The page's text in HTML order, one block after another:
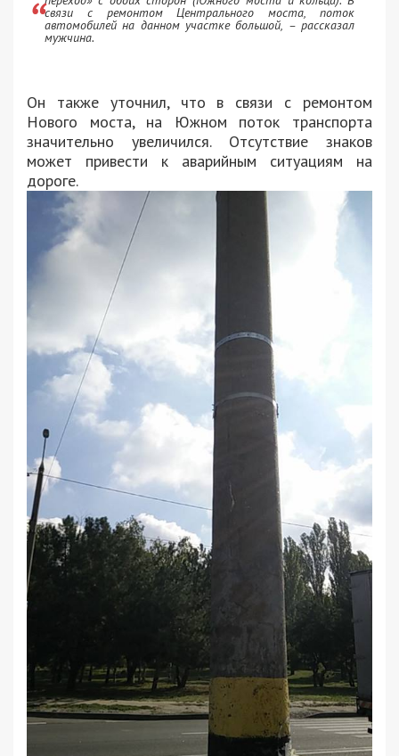
связи с ремонтом Центрального моста, поток
автомобилей на данном участке большой, – рассказал
мужчина.
Он также уточнил, что в связи с ремонтом
Нового моста, на Южном поток транспорта
значительно увеличился. Отсутствие знаков
может привести к аварийным ситуациям на
дороге.